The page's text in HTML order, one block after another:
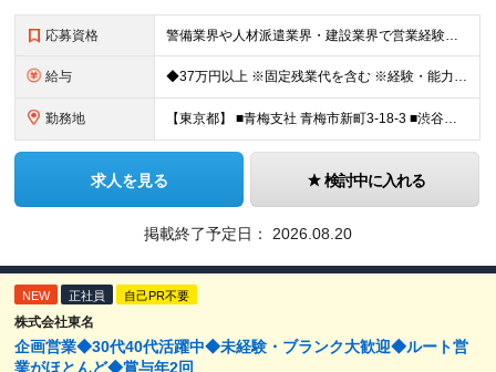
応募資格 警備業界や人材派遣業界・建設業界で営業経験がある方歓迎！ 管理職経験も活かせます◎ 【具体的には】 業界・職種未経験の方歓迎 ★要普通免許 ★学歴不問
給与 ◆37万円以上 ※固定残業代を含む ※経験・能力を考慮 ※決算賞与あり 【固定残業代】14万円/45時間 ※固定残業代は残業がない場合も支給し、超過分は別途支給する ※超過分は別途全額支給 ・一律手
勤務地 【東京都】 ■青梅支社 青梅市新町3-18-3 ■渋谷支社 渋谷区渋谷1-6-5 ■新宿支社 新宿区新宿3-11-10 ■池袋支社 豊島区東池袋1-35-5 ■両国支社 墨田区江東橋1-12-8KDビ
求人を見る 検討中に入れる
掲載終了予定日： 2026.08.20
NEW 正社員 自己PR不要
株式会社東名
企画営業◆30代40代活躍中◆未経験・ブランク大歓迎◆ルート営
業がほとんど◆賞与年2回